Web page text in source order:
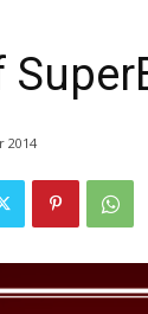
2014